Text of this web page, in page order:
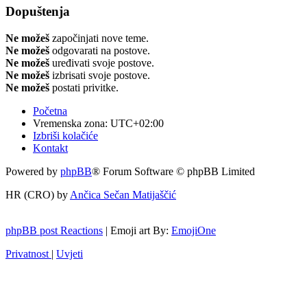
Dopuštenja
Ne možeš započinjati nove teme.
Ne možeš odgovarati na postove.
Ne možeš uređivati svoje postove.
Ne možeš izbrisati svoje postove.
Ne možeš postati privitke.
Početna
Vremenska zona: UTC+02:00
Izbriši kolačiće
Kontakt
Powered by phpBB® Forum Software © phpBB Limited
HR (CRO) by Ančica Sečan Matijaščić
phpBB post Reactions | Emoji art By: EmojiOne
Privatnost | Uvjeti